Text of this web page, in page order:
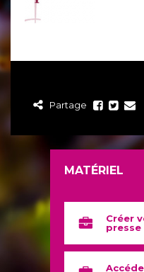
Partage
MATÉRIEL
Créer
presse